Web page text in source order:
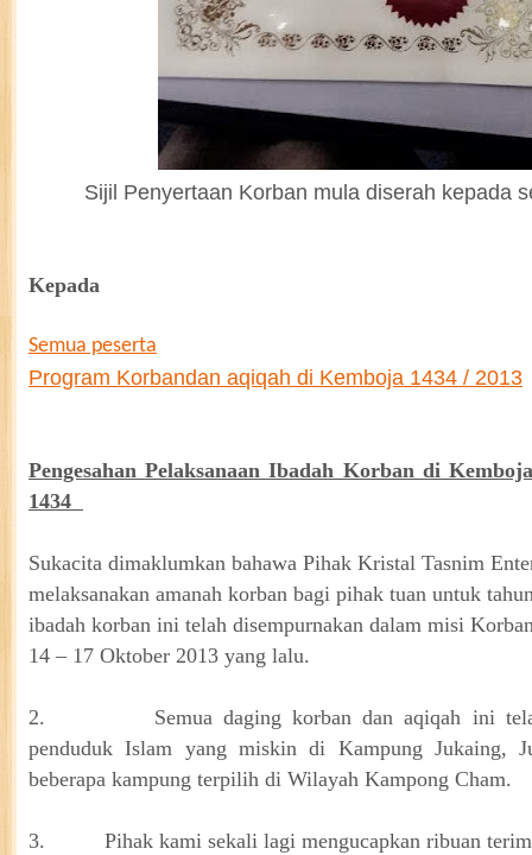
Sijil Penyertaan Korban mula diserah kepada
Kepada
Semua peserta
Program Korbandan aqiqah di Kemboja 1434 / 2013
Pengesahan Pelaksanaan Ibadah Korban di
1434
Sukacita dimaklumkan bahawa Pihak Kristal Tasnim
melaksanakan amanah korban bagi pihak tuan untuk
ibadah korban ini telah disempurnakan dalam misi
14 – 17 Oktober 2013 yang lalu.
2.
Semua daging korban dan aqiqah ini
penduduk Islam yang miskin di Kampung Jukaing,
beberapa kampung terpilih di Wilayah Kampong Cham.
3.
Pihak kami sekali lagi mengucapkan ribuan